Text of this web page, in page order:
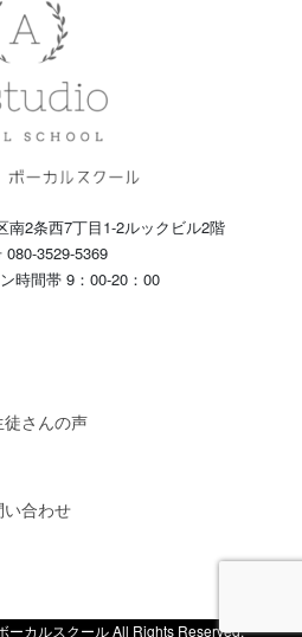
2条西7丁目1-2ルックビル2階
080-3529-5369
時間帯 9：00-20：00
さんの声
合わせ
ーカルスクール All Rights Reserved.